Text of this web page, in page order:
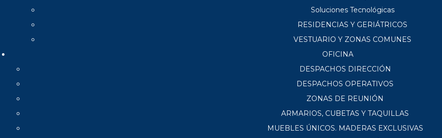
Soluciones Tecnológicas
RESIDENCIAS Y GERIÁTRICOS
VESTUARIO Y ZONAS COMUNES
OFICINA
DESPACHOS DIRECCIÓN
DESPACHOS OPERATIVOS
ZONAS DE REUNIÓN
ARMARIOS, CUBETAS Y TAQUILLAS
MUEBLES ÚNICOS. MADERAS EXCLUSIVAS